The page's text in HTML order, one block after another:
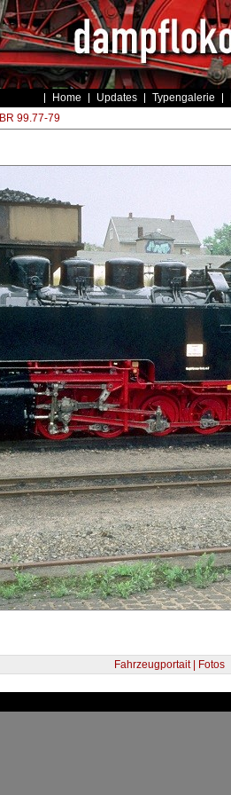
Home Updates Typengalerie
BR 99.77-79
Fahrzeugportait | Fotos